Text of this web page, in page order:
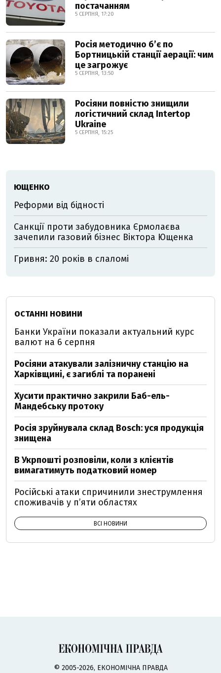
постачанням
5 СЕРПНЯ, 17:20
Росія методично б’є по
Бортницькій станції аерації: чим
це загрожує
5 СЕРПНЯ, 13:50
Росіяни повністю знищили
логістичний склад Intertop
Ukraine
5 СЕРПНЯ, 15:25
ЮЩЕНКО
Реформи від бідності
Санкції проти забудовника Єрмолаєва
зачепили газовий бізнес Віктора Ющенка
Гривня: 20 років в слаломі
ОСТАННІ НОВИНИ
Банки України показали актуальний курс
валют на 6 серпня
Росіяни атакували залізничну станцію на
Харківщині, є загиблі та поранені
Хусити практично закрили Баб-ель-
Мандебську протоку
Росія зруйнувала склад Bosch: уся продукція
знищена
В Укрпошті розповіли, коли з клієнтів
вимагатимуть податковий номер
Російські атаки спричинили знеструмлення
споживачів у п’яти областях
ВСІ НОВИНИ
© 2005-2026, ЕКОНОМІЧНА ПРАВДА